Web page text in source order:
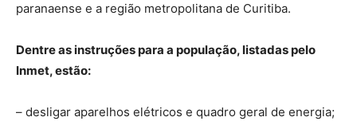
paranaense e a região metropolitana de Curitiba.
Dentre as instruções para a população, listadas pelo
Inmet, estão:
– desligar aparelhos elétricos e quadro geral de energia;